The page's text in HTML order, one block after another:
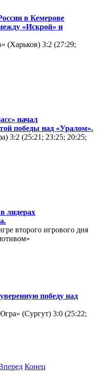
в Кемерове
«Искрой» и
(Харьков) 3:2 (27:29;
начал
победы над «Уралом».
3:2 (25:21; 23:25; 20:25;
лидерах
второго игрового дня
победу над
(Сургут) 3:0 (25:22;
Конец